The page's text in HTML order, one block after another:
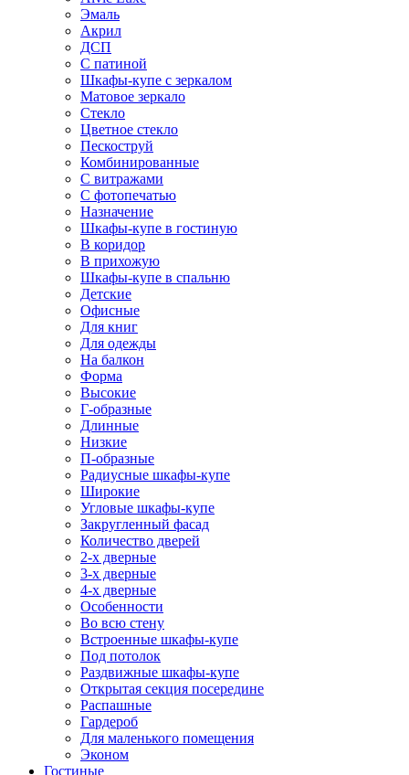
Эмаль
Акрил
ДСП
С патиной
Шкафы-купе с зеркалом
Матовое зеркало
Стекло
Цветное стекло
Пескоструй
Комбинированные
С витражами
С фотопечатью
Назначение
Шкафы-купе в гостиную
В коридор
В прихожую
Шкафы-купе в спальню
Детские
Офисные
Для книг
Для одежды
На балкон
Форма
Высокие
Г-образные
Длинные
Низкие
П-образные
Радиусные шкафы-купе
Широкие
Угловые шкафы-купе
Закругленный фасад
Количество дверей
2-х дверные
3-х дверные
4-х дверные
Особенности
Во всю стену
Встроенные шкафы-купе
Под потолок
Раздвижные шкафы-купе
Открытая секция посередине
Распашные
Гардероб
Для маленького помещения
Эконом
Гостиные